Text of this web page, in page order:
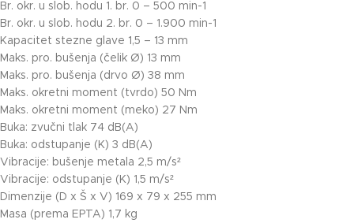
Br. okr. u slob. hodu 1. br. 0 – 500 min-1
Br. okr. u slob. hodu 2. br. 0 – 1.900 min-1
Kapacitet stezne glave 1,5 – 13 mm
Maks. pro. bušenja (čelik Ø) 13 mm
Maks. pro. bušenja (drvo Ø) 38 mm
Maks. okretni moment (tvrdo) 50 Nm
Maks. okretni moment (meko) 27 Nm
Buka: zvučni tlak 74 dB(A)
Buka: odstupanje (K) 3 dB(A)
Vibracije: bušenje metala 2,5 m/s²
Vibracije: odstupanje (K) 1,5 m/s²
Dimenzije (D x Š x V) 169 x 79 x 255 mm
Masa (prema EPTA) 1,7 kg